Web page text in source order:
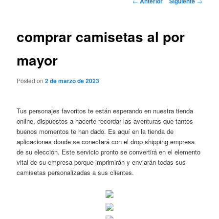
comprar camisetas al por
mayor
Posted on2 de marzo de 2023
Tus personajes favoritos te están esperando en nuestra tienda
online, dispuestos a hacerte recordar las aventuras que tantos
buenos momentos te han dado. Es aquí en la tienda de
aplicaciones donde se conectará con el drop shipping empresa
de su elección. Este servicio pronto se convertirá en el elemento
vital de su empresa porque imprimirán y enviarán todas sus
camisetas personalizadas a sus clientes.